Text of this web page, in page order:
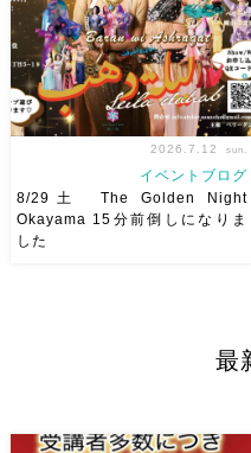
てとても楽しいお祭りになりそ
う
私たちも踊った後は祭り
を楽しみます
遊びにいら
[…]
踊ってくれます♡ 東京から参
2026.7.12 sun.
イベントブログ
8/29土 The Golden Night
Okayama 15分前倒しになりま
した
最